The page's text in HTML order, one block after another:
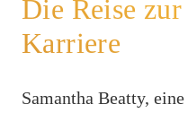
Die Reise
Karriere
Samantha Beatty,